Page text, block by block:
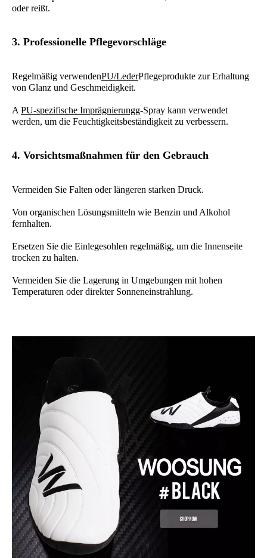
oder reißt.
3. Professionelle Pflegevorschläge
Regelmäßig verwendenPU/LederPflegeprodukte zur Erhaltung
von Glanz und Geschmeidigkeit.
A PU-spezifische Imprägnierungg-Spray kann verwendet
werden, um die Feuchtigkeitsbeständigkeit zu verbessern.
4. Vorsichtsmaßnahmen für den Gebrauch
Vermeiden Sie Falten oder längeren starken Druck.
Von organischen Lösungsmitteln wie Benzin und Alkohol
fernhalten.
Ersetzen Sie die Einlegesohlen regelmäßig, um die Innenseite
trocken zu halten.
Vermeiden Sie die Lagerung in Umgebungen mit hohen
Temperaturen oder direkter Sonneneinstrahlung.